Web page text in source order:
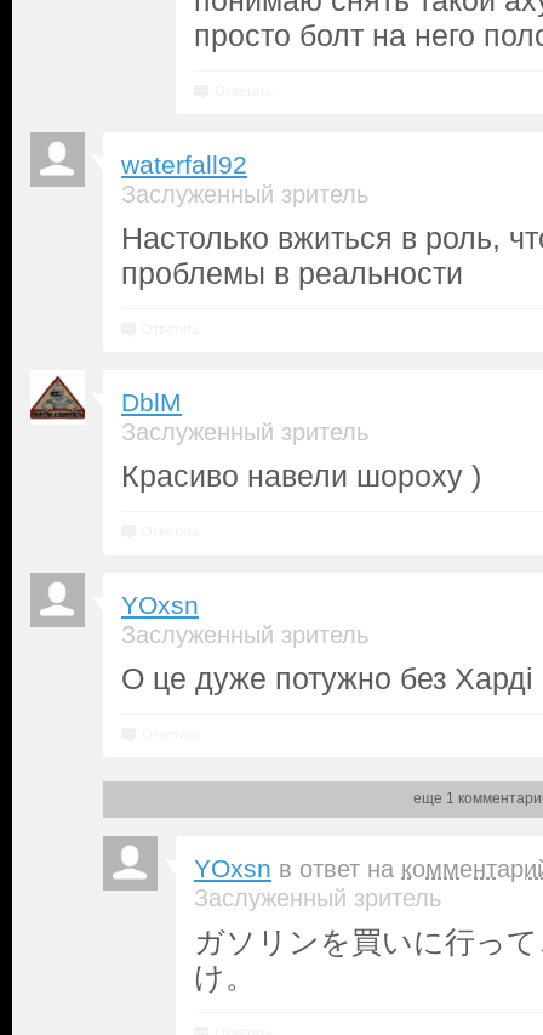
просто болт на него
waterfall92
Заслуженный зритель
Настолько вжиться в роль,
проблемы в реальности
DblM
Заслуженный зритель
Красиво навели шороху )
YOxsn
Заслуженный зритель
О це дуже потужно без Харді
еще 1
YOxsn в ответ на
Заслуженный зритель
ガソリンを買いに行っ
け。